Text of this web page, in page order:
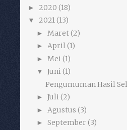
► 2020 (18)
▼ 2021(13)
► Maret(2)
► April(1)
► Mei (1)
▼ Juni (1)
Pengumuman Hasil
► Juli (2)
► Agustus (3)
► September (3)